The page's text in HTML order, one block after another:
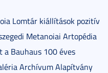
Lomtár kiállítások pozitív
Metanoiai Artopédia
Bauhaus 100 éves
Archívum Alapítvány